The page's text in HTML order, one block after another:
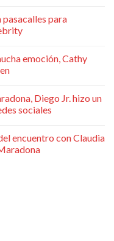
pasacalles para
emoción, Cathy
Diego Jr. hizo un
sociales
encuentro con Claudia